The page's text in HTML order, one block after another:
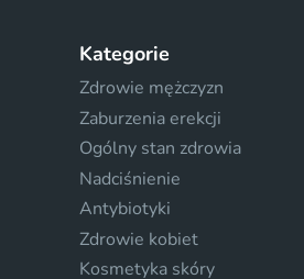
Kategorie
Zdrowie mężczyzn
Zaburzenia erekcji
Ogólny stan zdrowia
Nadciśnienie
Antybiotyki
Zdrowie kobiet
Kosmetyka skóry